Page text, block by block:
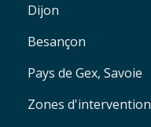
Dijon
Besançon
Pays de Gex, Savoie
Zones d'intervention